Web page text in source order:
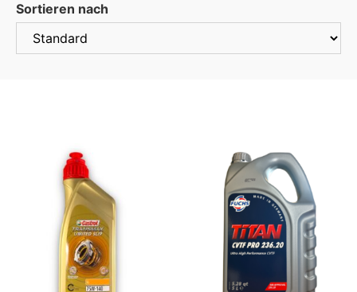
Sortieren nach